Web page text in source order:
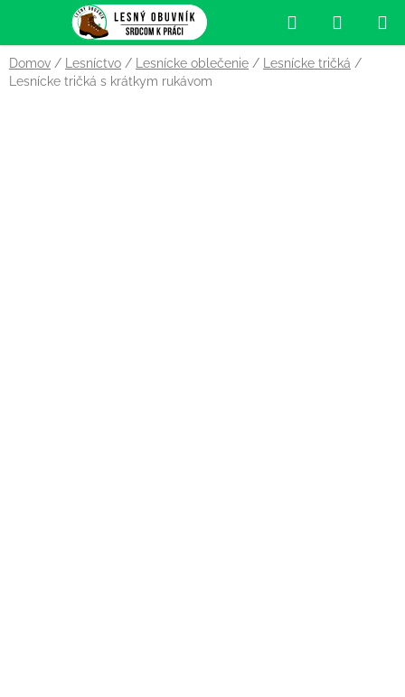
obsah
Hľadať
KOŠÍK
Domov / Lesníctvo / Lesnícke oblečenie / Lesnícke tričká /
Lesnícke tričká s krátkym rukávom